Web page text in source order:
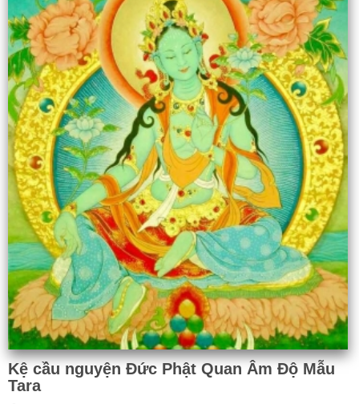
Kệ cầu nguyện Đức Phật Quan Âm Độ Mẫu
Tara